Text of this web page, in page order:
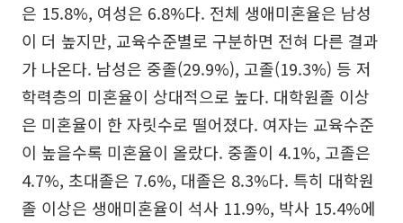
은 15.8%, 여성은 6.8%다. 전체 생애미혼율은 남성
이 더 높지만, 교육수준별로 구분하면 전혀 다른 결과
가 나온다. 남성은 중졸(29.9%), 고졸(19.3%) 등 저
학력층의 미혼율이 상대적으로 높다. 대학원졸 이상
은 미혼율이 한 자릿수로 떨어졌다. 여자는 교육수준
이 높을수록 미혼율이 올랐다. 중졸이 4.1%, 고졸은
4.7%, 초대졸은 7.6%, 대졸은 8.3%다. 특히 대학원
졸 이상은 생애미혼율이 석사 11.9%, 박사 15.4%에